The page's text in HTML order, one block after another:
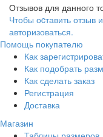
Отзывов для данного
Чтобы оcтавить отзыв
авторизоваться.
Помощь покупателю
Как
Как подобрать
Как сделать заказ
Регистрация
Доставка
Магазин